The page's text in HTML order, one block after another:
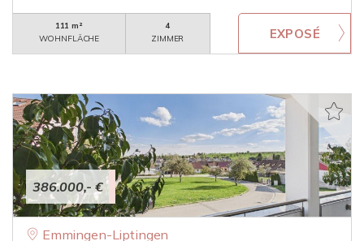
111 m²
WOHNFLÄCHE
4
ZIMMER
386.000,- €
Emmingen-Liptingen